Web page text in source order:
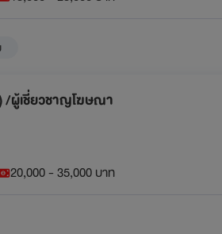
/ผู้เชี่ยวชาญโฆษณา
20,000 - 35,000 บาท